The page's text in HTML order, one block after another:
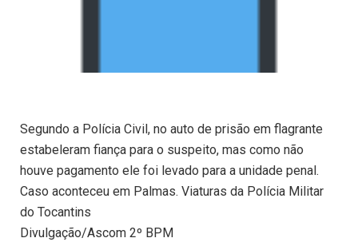
Segundo a Polícia Civil, no auto de prisão em flagrante
estabeleram fiança para o suspeito, mas como não
houve pagamento ele foi levado para a unidade penal.
Caso aconteceu em Palmas. Viaturas da Polícia Militar
do Tocantins
Divulgação/Ascom 2º BPM